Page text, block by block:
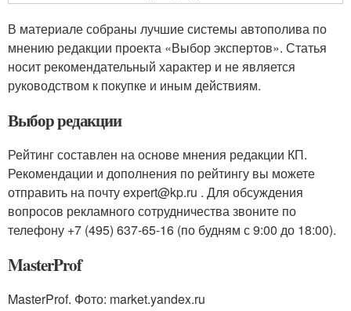
В материале собраны лучшие системы автополива по
мнению редакции проекта «Выбор экспертов». Статья
носит рекомендательный характер и не является
руководством к покупке и иным действиям.
Выбор редакции
Рейтинг составлен на основе мнения редакции КП.
Рекомендации и дополнения по рейтингу вы можете
отправить на почту expert@kp.ru . Для обсуждения
вопросов рекламного сотрудничества звоните по
телефону +7 (495) 637-65-16 (по будням с 9:00 до 18:00).
MasterProf
MasterProf. Фото: market.yandex.ru